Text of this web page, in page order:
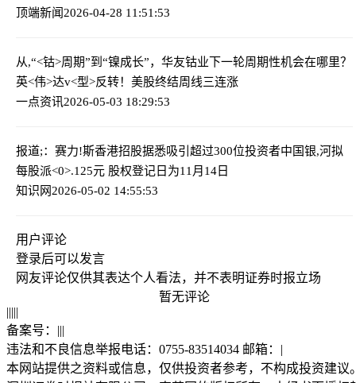
顶端新闻2026-04-28 11:51:53
从,“<钴>周期”到“镍成长”，华友钴业下一轮周期性机会在哪里？
英<伟>达v<型>反转！美股终结周线三连涨
一点资讯2026-05-03 18:29:53
报道;：赛力!斯香港招股据悉吸引超过300位投资者中国银,河拟
每股派<0>.125元 股权登记日为11月14日
知识网2026-05-02 14:55:53
用户评论
登录后可以发言
网友评论仅供其表达个人看法，并不表明证券时报立场
暂无评论
|||||
备案号： |||
违法和不良信息举报电话：0755-83514034 邮箱： |
本网站提供之资料或信息，仅供投资者参考，不构成投资建议